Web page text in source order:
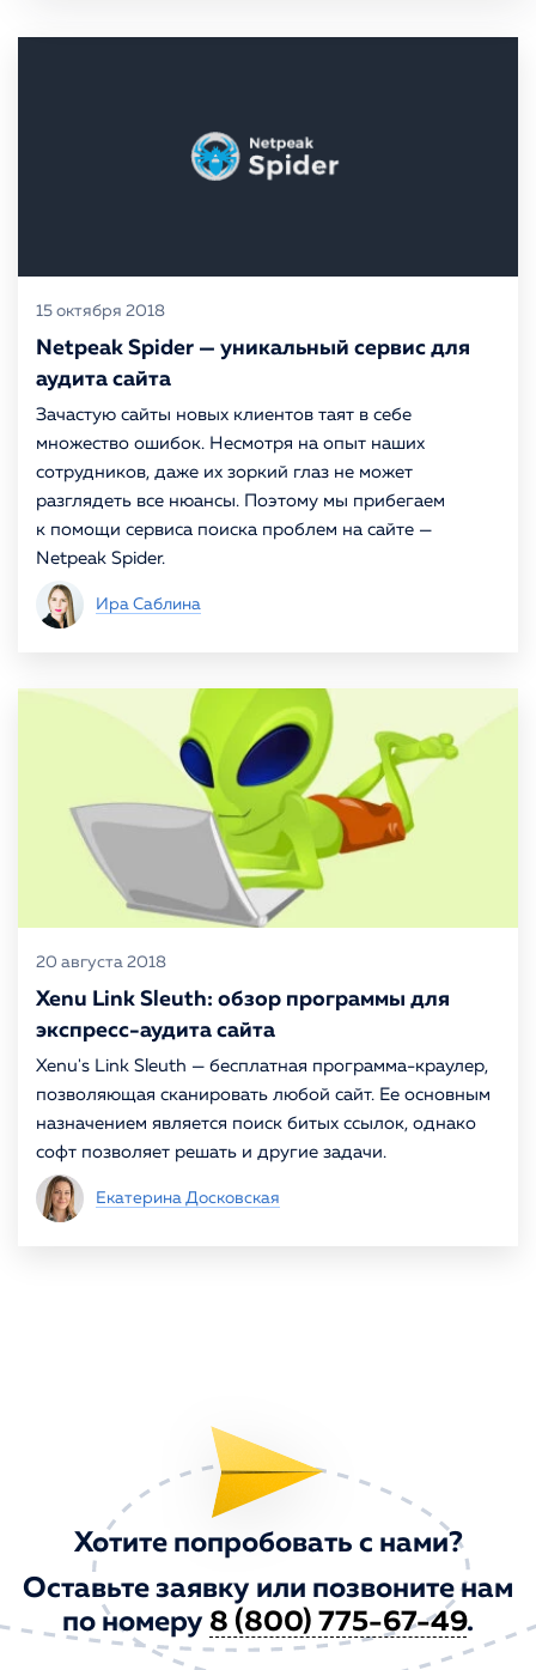
15 октября 2018
Netpeak Spider — уникальный сервис для
аудита сайта
Зачастую сайты новых клиентов таят в себе
множество ошибок. Несмотря на опыт наших
сотрудников, даже их зоркий глаз не может
разглядеть все нюансы. Поэтому мы прибегаем
к помощи сервиса поиска проблем на сайте —
Netpeak Spider.
Ира Саблина
20 августа 2018
Xenu Link Sleuth: обзор программы для
экспресс-аудита сайта
Xenu's Link Sleuth — бесплатная программа-краулер,
позволяющая сканировать любой сайт. Ее основным
назначением является поиск битых ссылок, однако
софт позволяет решать и другие задачи.
Екатерина Досковская
Хотите попробовать с нами?
Оставьте заявку или позвоните нам
по номеру 8 (800) 775-67-49.